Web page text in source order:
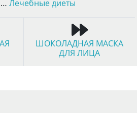
… Лечебные диеты
ШОКОЛАДНАЯ МАСКА
ДЛЯ ЛИЦА